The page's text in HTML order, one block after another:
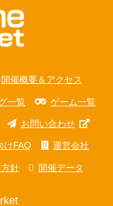
開催概要＆アクセス
一覧 ゲーム一覧
お問い合わせ
けFAQ 運営会社
針 開催データ